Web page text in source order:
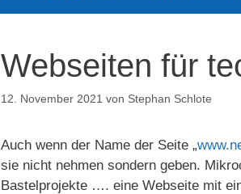
Webseiten für
12. November 2021 von Stephan Schlote
Auch wenn der Name der Seite „
sie nicht nehmen sondern geben.
Bastelprojekte …. eine Webseite mit